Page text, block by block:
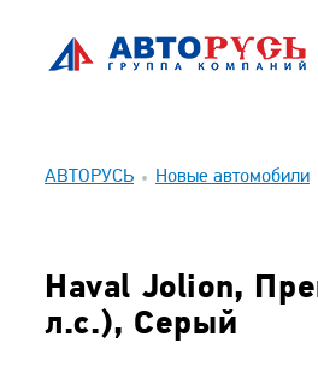
АВТОРУСЬ Новые автомобили
Haval Jolion,
л.с.), Серый